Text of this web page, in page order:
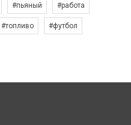
#пьяный #работа
#топливо #футбол